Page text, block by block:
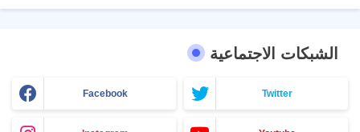
الشبكات الاجتماعية
Facebook Twitter